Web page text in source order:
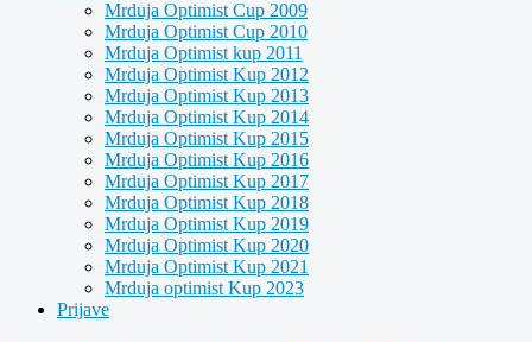
Mrduja Optimist Cup 2009
Mrduja Optimist Cup 2010
Mrduja Optimist kup 2011
Mrduja Optimist Kup 2012
Mrduja Optimist Kup 2013
Mrduja Optimist Kup 2014
Mrduja Optimist Kup 2015
Mrduja Optimist Kup 2016
Mrduja Optimist Kup 2017
Mrduja Optimist Kup 2018
Mrduja Optimist Kup 2019
Mrduja Optimist Kup 2020
Mrduja Optimist Kup 2021
Mrduja optimist Kup 2023
Prijave